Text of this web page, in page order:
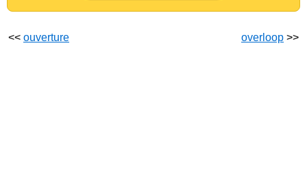
<< ouverture overloop >>